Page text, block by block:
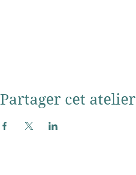
Partager cet atelier